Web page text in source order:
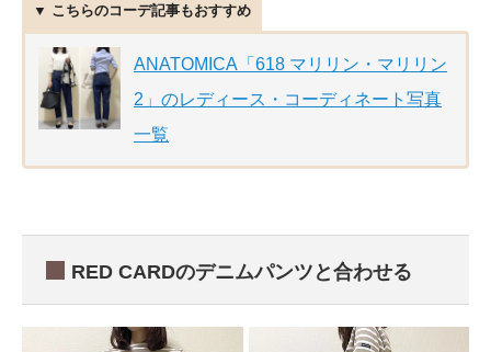
▼ こちらのコーデ記事もおすすめ
ANATOMICA「618 マリリン・マリリン
2」のレディース・コーディネート写真
一覧
RED CARDのデニムパンツと合わせる